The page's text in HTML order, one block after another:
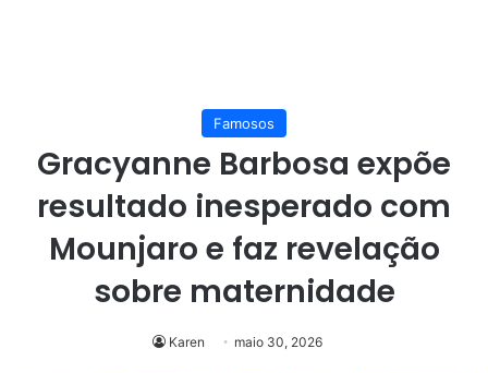
Famosos
Gracyanne Barbosa expõe
resultado inesperado com
Mounjaro e faz revelação
sobre maternidade
Karen maio 30, 2026